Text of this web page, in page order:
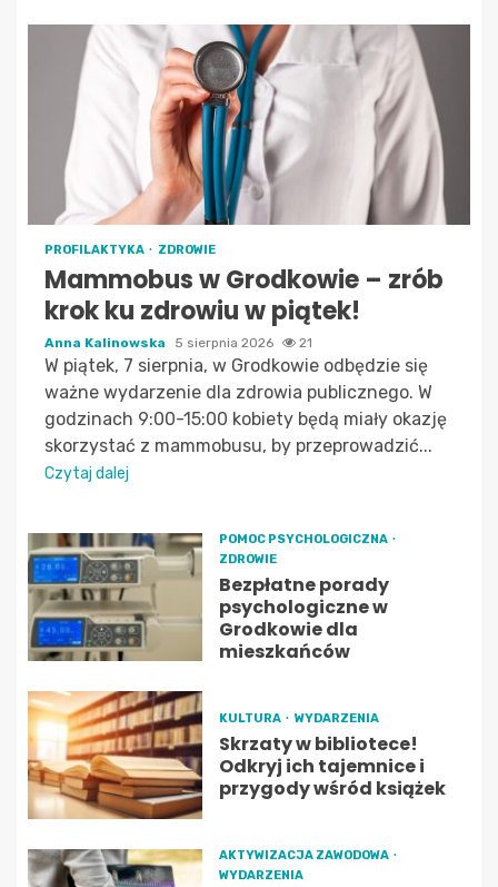
PROFILAKTYKA ZDROWIE
Mammobus w Grodkowie – zrób
krok ku zdrowiu w piątek!
Anna Kalinowska 5 sierpnia 2026 21
W piątek, 7 sierpnia, w Grodkowie odbędzie się
ważne wydarzenie dla zdrowia publicznego. W
godzinach 9:00-15:00 kobiety będą miały okazję
skorzystać z mammobusu, by przeprowadzić...
Czytaj dalej
POMOC PSYCHOLOGICZNA
ZDROWIE
Bezpłatne porady
psychologiczne w
Grodkowie dla
mieszkańców
KULTURA WYDARZENIA
Skrzaty w bibliotece!
Odkryj ich tajemnice i
przygody wśród książek
AKTYWIZACJA ZAWODOWA
WYDARZENIA